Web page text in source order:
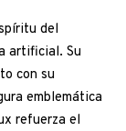
del
artificial. Su
con su
emblemática
refuerza el